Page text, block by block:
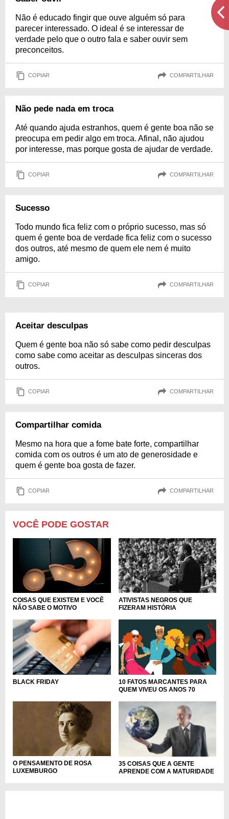
Não é educado fingir que ouve alguém só para
parecer interessado. O ideal é se interessar de
verdade pelo que o outro fala e saber ouvir sem
preconceitos.
COPIAR COMPARTILHAR
Não pede nada em troca
Até quando ajuda estranhos, quem é gente boa não se
preocupa em pedir algo em troca. Afinal, não ajudou
por interesse, mas porque gosta de ajudar de verdade.
COPIAR COMPARTILHAR
Sucesso
Todo mundo fica feliz com o próprio sucesso, mas só
quem é gente boa de verdade fica feliz com o sucesso
dos outros, até mesmo de quem ele nem é muito
amigo.
COPIAR COMPARTILHAR
Aceitar desculpas
Quem é gente boa não só sabe como pedir desculpas
como sabe como aceitar as desculpas sinceras dos
outros.
COPIAR COMPARTILHAR
Compartilhar comida
Mesmo na hora que a fome bate forte, compartilhar
comida com os outros é um ato de generosidade e
quem é gente boa gosta de fazer.
COPIAR COMPARTILHAR
VOCÊ PODE GOSTAR
COISAS QUE EXISTEM E VOCÊ
NÃO SABE O MOTIVO
ATIVISTAS NEGROS QUE
FIZERAM HISTÓRIA
BLACK FRIDAY
10 FATOS MARCANTES PARA
QUEM VIVEU OS ANOS 70
O PENSAMENTO DE ROSA
LUXEMBURGO
35 COISAS QUE A GENTE
APRENDE COM A MATURIDADE